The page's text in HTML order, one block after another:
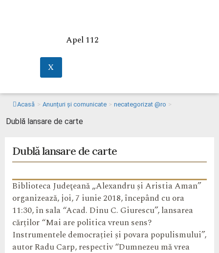
Apel 112
X
Acasă > Anunțuri și comunicate > necategorizat @ro >
Dublă lansare de carte
Dublă lansare de carte
Biblioteca Judeţeană „Alexandru și Aristia Aman”
organizează, joi, 7 iunie 2018, începând cu ora
11:30, în sala “Acad. Dinu C. Giurescu”, lansarea
cărților “Mai are politica vreun sens?
Instrumentele democrației și povara populismului”,
autor Radu Carp, respectiv “Dumnezeu mă vrea